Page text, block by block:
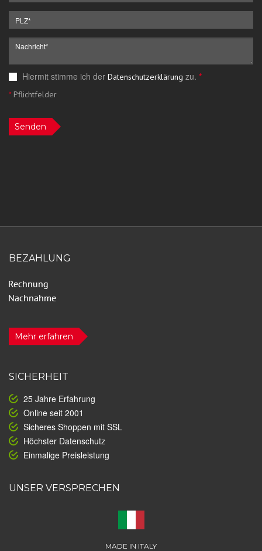
Hiermit stimme ich der Datenschutzerklärung zu. *
*Pflichtfelder
Senden
BEZAHLUNG
Mehr erfahren
SICHERHEIT
25 Jahre Erfahrung
Online seit 2001
Sicheres Shoppen mit SSL
Höchster Datenschutz
Einmalige Preisleistung
UNSER VERSPRECHEN
MADE IN ITALY